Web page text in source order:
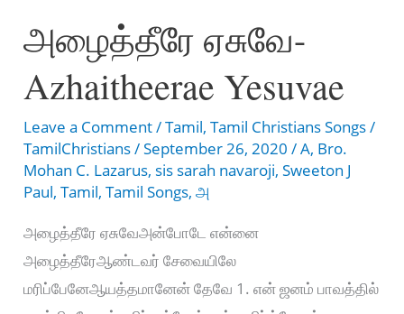
seithavar
அழைத்தீரே ஏசுவே-
Azhaitheerae Yesuvae
Leave a Comment/Tamil,Tamil Christians Songs/
TamilChristians/September 26, 2020/A, Bro.
Mohan C. Lazarus, sis sarah navaroji,Sweeton J
Paul,Tamil,Tamil Songs,அ
அழைத்தீரே ஏசுவேஅன்போடே என்னை
அழைத்தீரேஆண்டவர் சேவையிலே
மரிப்பேனேஆயத்தமானேன் தேவே 1. என் ஜனம் பாவத்தில்